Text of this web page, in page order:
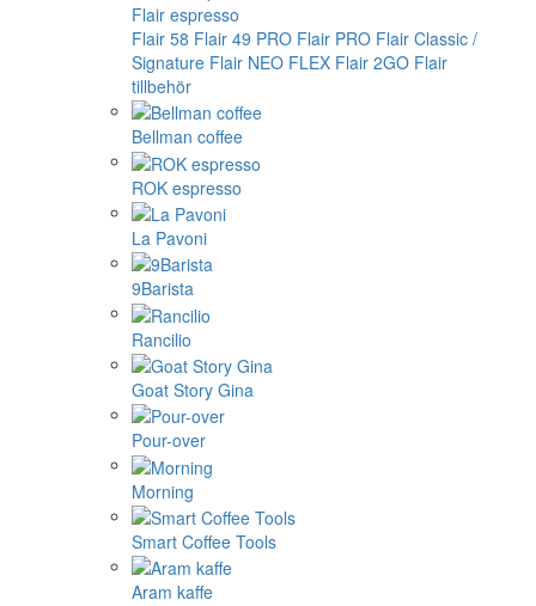
Flair espresso
Flair 58 Flair 49 PRO Flair PRO Flair Classic /
Signature Flair NEO FLEX Flair 2GO Flair
tillbehör
Bellman coffee
ROK espresso
La Pavoni
9Barista
Rancilio
Goat Story Gina
Pour-over
Morning
Smart Coffee Tools
Aram kaffe